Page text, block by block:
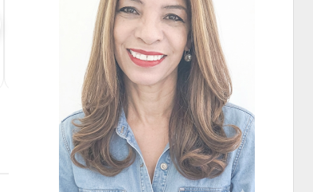
Terapia: lidar com
Lidando com a Culpa: Perspectivas da Psicoterapia O Sentimento de Culpa O
experiência emocional comum nas